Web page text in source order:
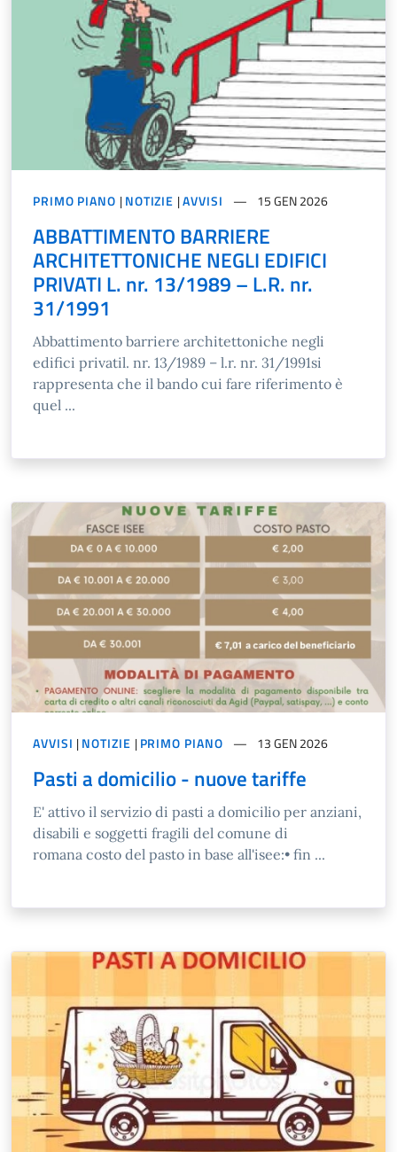
PRIMO PIANO |NOTIZIE |AVVISI 15 GEN 2026
ABBATTIMENTO BARRIERE
ARCHITETTONICHE NEGLI EDIFICI
PRIVATI L. nr. 13/1989 – L.R. nr.
31/1991
Abbattimento barriere architettoniche negli
edifici privatil. nr. 13/1989 – l.r. nr. 31/1991si
rappresenta che il bando cui fare riferimento è
quel ...
AVVISI |NOTIZIE |PRIMO PIANO 13 GEN 2026
Pasti a domicilio - nuove tariffe
E' attivo il servizio di pasti a domicilio per anziani,
disabili e soggetti fragili del comune di
romana costo del pasto in base all'isee:• fin ...